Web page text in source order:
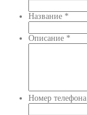
Название *
Описание *
Номер телефона